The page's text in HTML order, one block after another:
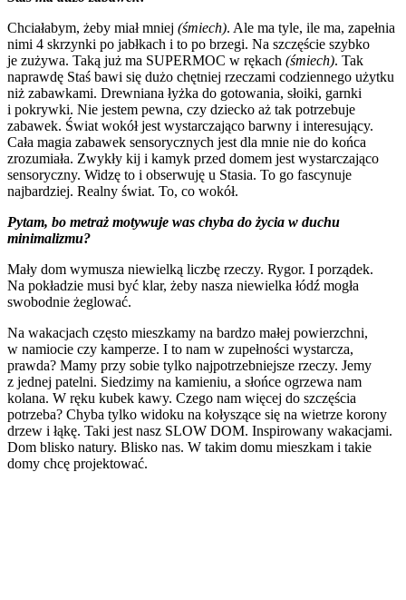
Chciałabym, żeby miał mniej (śmiech). Ale ma tyle, ile ma, zapełnia
nimi 4 skrzynki po jabłkach i to po brzegi. Na szczęście szybko
je zużywa. Taką już ma SUPERMOC w rękach (śmiech). Tak
naprawdę Staś bawi się dużo chętniej rzeczami codziennego użytku
niż zabawkami. Drewniana łyżka do gotowania, słoiki, garnki
i pokrywki. Nie jestem pewna, czy dziecko aż tak potrzebuje
zabawek. Świat wokół jest wystarczająco barwny i interesujący.
Cała magia zabawek sensorycznych jest dla mnie nie do końca
zrozumiała. Zwykły kij i kamyk przed domem jest wystarczająco
sensoryczny. Widzę to i obserwuję u Stasia. To go fascynuje
najbardziej. Realny świat. To, co wokół.
Pytam, bo metraż motywuje was chyba do życia w duchu
minimalizmu?
Mały dom wymusza niewielką liczbę rzeczy. Rygor. I porządek.
Na pokładzie musi być klar, żeby nasza niewielka łódź mogła
swobodnie żeglować.
Na wakacjach często mieszkamy na bardzo małej powierzchni,
w namiocie czy kamperze. I to nam w zupełności wystarcza,
prawda? Mamy przy sobie tylko najpotrzebniejsze rzeczy. Jemy
z jednej patelni. Siedzimy na kamieniu, a słońce ogrzewa nam
kolana. W ręku kubek kawy. Czego nam więcej do szczęścia
potrzeba? Chyba tylko widoku na kołyszące się na wietrze korony
drzew i łąkę. Taki jest nasz SLOW DOM. Inspirowany wakacjami.
Dom blisko natury. Blisko nas. W takim domu mieszkam i takie
domy chcę projektować.